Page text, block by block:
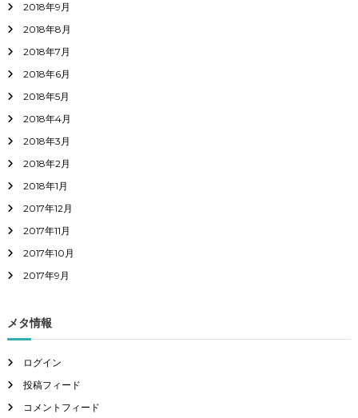
2018年9月
2018年8月
2018年7月
2018年6月
2018年5月
2018年4月
2018年3月
2018年2月
2018年1月
2017年12月
2017年11月
2017年10月
2017年9月
メタ情報
ログイン
投稿フィード
コメントフィード